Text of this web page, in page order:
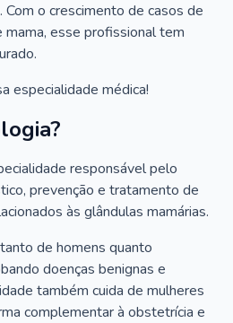
o crescimento de casos de
mama, esse profissional tem
especialidade médica!
responsável pelo
prevenção e tratamento de
às glândulas mamárias.
de homens quanto
doenças benignas e
também cuida de mulheres
complementar à obstetrícia e